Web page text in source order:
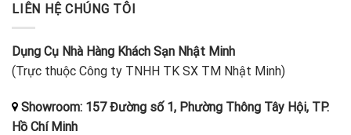
LIÊN HỆ CHÚNG TÔI
Dụng Cụ Nhà Hàng Khách Sạn Nhật Minh
(Trực thuộc Công ty TNHH TK SX TM Nhật Minh)
Showroom: 157 Đường số 1, Phường Thông Tây Hội, TP.
Hồ Chí Minh